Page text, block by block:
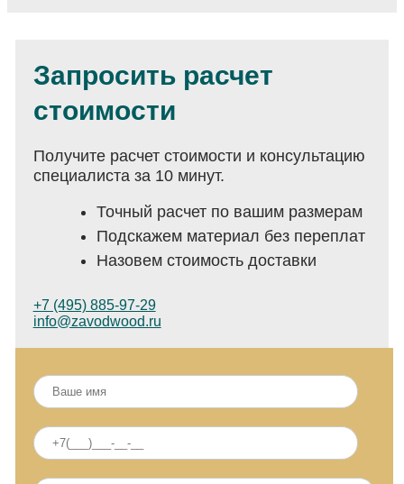
Запросить расчет
стоимости
Получите расчет стоимости и консультацию
специалиста за 10 минут.
Точный расчет по вашим размерам
Подскажем материал без переплат
Назовем стоимость доставки
+7 (495) 885-97-29
info@zavodwood.ru